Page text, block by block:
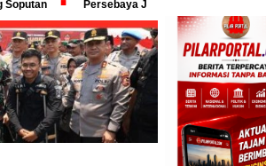
Soputan Persebaya Juara Piala Presiden